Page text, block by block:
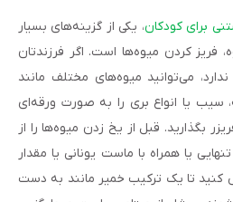
برای کودکان، یکی از گزینه‌های بسیار
کردن میوه‌ها است. اگر فرزندتان
می‌توانید میوه‌های مختلف مانند
سیب یا انواع بری را به صورت ورقه‌ای
بگذارید. قبل از یخ زدن میوه‌ها را از
یا همراه با ماست یونانی یا مقدار
تا یک ترکیب خمیر مانند به دست